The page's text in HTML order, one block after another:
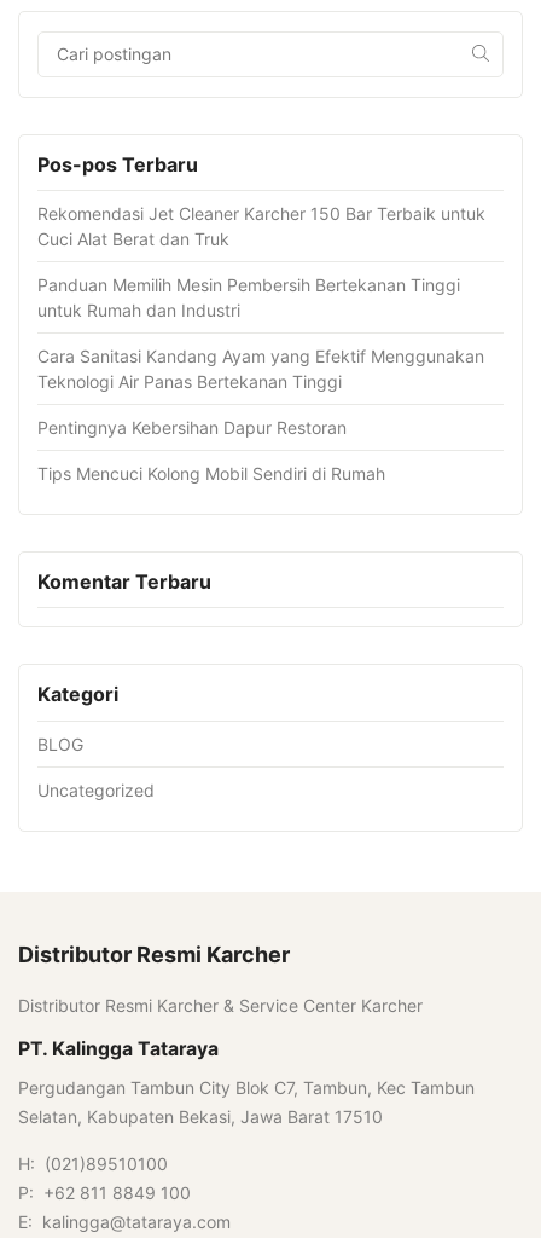
Pos-pos Terbaru
Rekomendasi Jet Cleaner Karcher 150 Bar Terbaik untuk
Cuci Alat Berat dan Truk
Panduan Memilih Mesin Pembersih Bertekanan Tinggi
untuk Rumah dan Industri
Cara Sanitasi Kandang Ayam yang Efektif Menggunakan
Teknologi Air Panas Bertekanan Tinggi
Pentingnya Kebersihan Dapur Restoran
Tips Mencuci Kolong Mobil Sendiri di Rumah
Komentar Terbaru
Kategori
BLOG
Uncategorized
Distributor Resmi Karcher
Distributor Resmi Karcher & Service Center Karcher
PT. Kalingga Tataraya
Pergudangan Tambun City Blok C7, Tambun, Kec Tambun
Selatan, Kabupaten Bekasi, Jawa Barat 17510
H: (021)89510100
P: +62 811 8849 100
E: kalingga@tataraya.com